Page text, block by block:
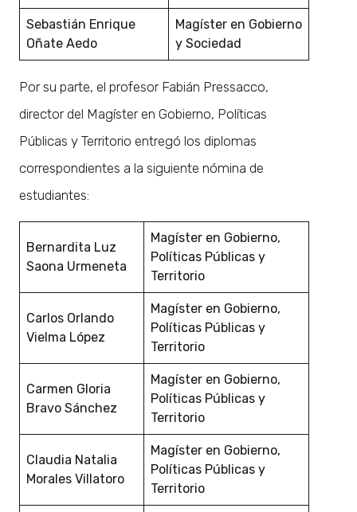
Sebastián Enrique
Oñate Aedo
Magíster en Gobierno
y Sociedad
Por su parte, el profesor Fabián Pressacco,
director del Magíster en Gobierno, Políticas
Públicas y Territorio entregó los diplomas
correspondientes a la siguiente nómina de
estudiantes:
Bernardita Luz
Saona Urmeneta
Magíster en Gobierno,
Políticas Públicas y
Territorio
Carlos Orlando
Vielma López
Magíster en Gobierno,
Políticas Públicas y
Territorio
Carmen Gloria
Bravo Sánchez
Magíster en Gobierno,
Políticas Públicas y
Territorio
Claudia Natalia
Morales Villatoro
Magíster en Gobierno,
Políticas Públicas y
Territorio